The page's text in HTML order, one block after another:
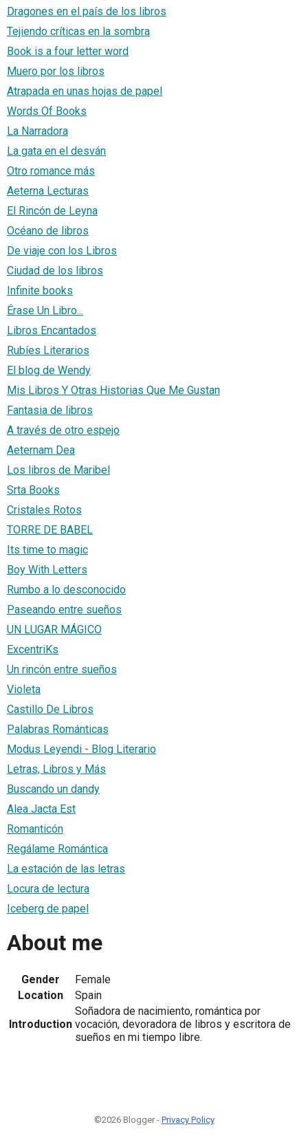
Dragones en el país de los libros
Tejiendo críticas en la sombra
Book is a four letter word
Muero por los libros
Atrapada en unas hojas de papel
Words Of Books
La Narradora
La gata en el desván
Otro romance más
Aeterna Lecturas
El Rincón de Leyna
Océano de libros
De viaje con los Libros
Ciudad de los libros
Infinite books
Érase Un Libro...
Libros Encantados
Rubíes Literarios
El blog de Wendy
Mis Libros Y Otras Historias Que Me Gustan
Fantasia de libros
A través de otro espejo
Aeternam Dea
Los libros de Maribel
Srta Books
Cristales Rotos
TORRE DE BABEL
Its time to magic
Boy With Letters
Rumbo a lo desconocido
Paseando entre sueños
UN LUGAR MÁGICO
ExcentriKs
Un rincón entre sueños
Violeta
Castillo De Libros
Palabras Románticas
Modus Leyendi - Blog Literario
Letras, Libros y Más
Buscando un dandy
Alea Jacta Est
Romanticón
Regálame Romántica
La estación de las letras
Locura de lectura
Iceberg de papel
About me
Gender
Female
Location
Spain
Introduction
Soñadora de nacimiento, romántica por
vocación, devoradora de libros y escritora de
sueños en mi tiempo libre.
©2026 Blogger - Privacy Policy